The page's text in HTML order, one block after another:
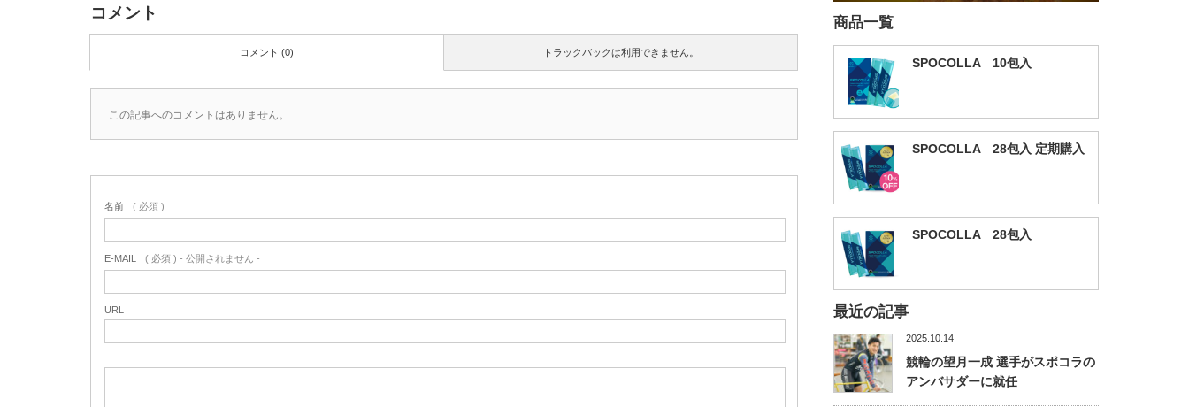
コメント
トラックバックは利用できません。
コメント (0)
この記事へのコメントはありません。
名前 ( 必須 )
E-MAIL ( 必須 ) - 公開されません -
URL
商品一覧
SPOCOLLA 10包入
SPOCOLLA 28包入 定期購入
SPOCOLLA 28包入
最近の記事
2025.10.14
競輪の望月一成 選手がスポコラの
アンバサダーに就任